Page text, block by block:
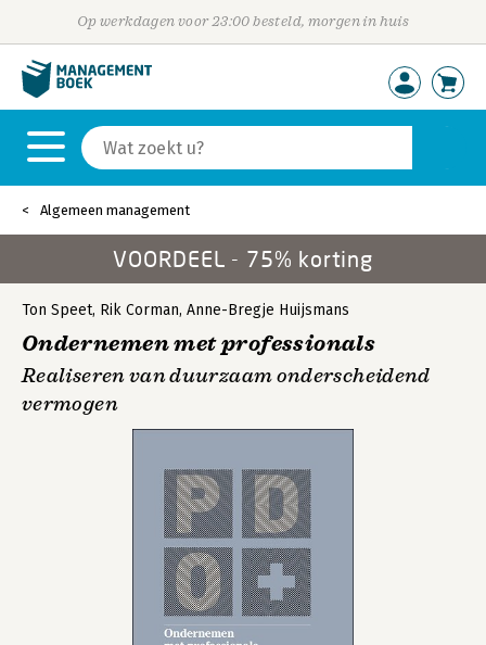
Op werkdagen voor 23:00 besteld, morgen in huis
Algemeen management
VOORDEEL - 75% korting
Ton Speet, Rik Corman, Anne-Bregje Huijsmans
Ondernemen met professionals
Realiseren van duurzaam onderscheidend
vermogen